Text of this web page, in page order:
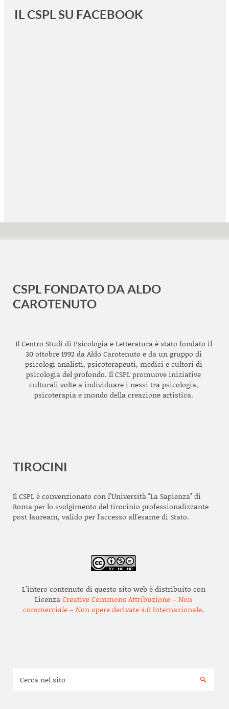
IL CSPL SU FACEBOOK
CSPL FONDATO DA ALDO
CAROTENUTO
Il Centro Studi di Psicologia e Letteratura è stato fondato il
30 ottobre 1992 da Aldo Carotenuto e da un gruppo di
psicologi analisti, psicoterapeuti, medici e cultori di
psicologia del profondo. Il CSPL promuove iniziative
culturali volte a individuare i nessi tra psicologia,
psicoterapia e mondo della creazione artistica.
TIROCINI
Il CSPL è convenzionato con l’Università "La Sapienza" di
Roma per lo svolgimento del tirocinio professionalizzante
post lauream, valido per l'accesso all'esame di Stato.
L’intero contenuto di questo sito web è distribuito con
LicenzaCreative Commons Attribuzione – Non
commerciale – Non opere derivate 4.0 Internazionale.